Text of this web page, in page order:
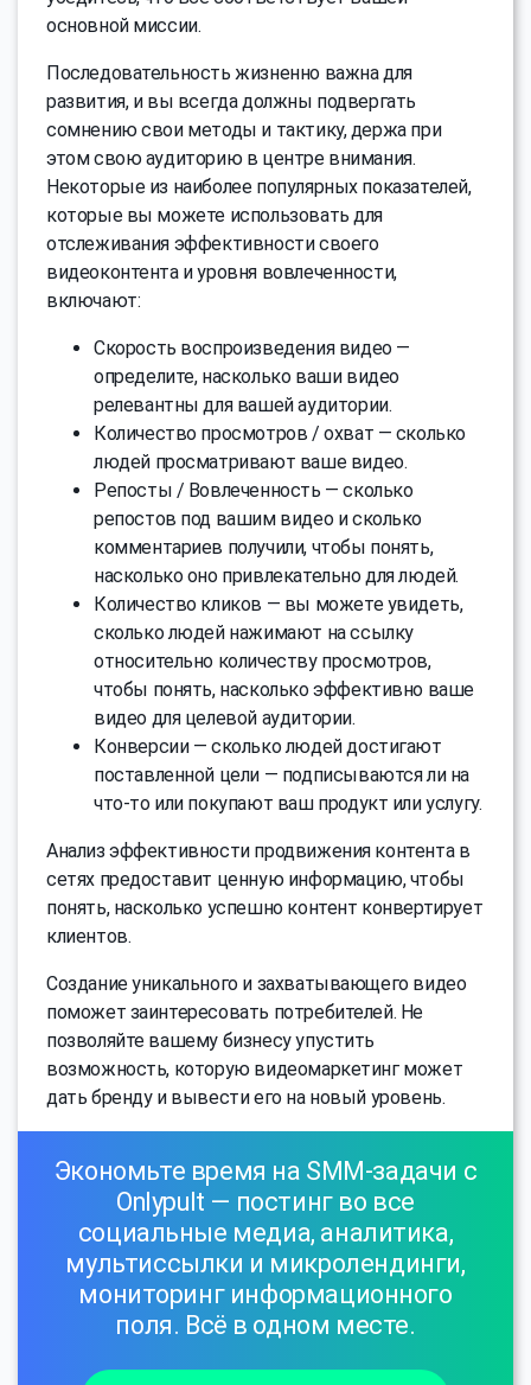
основной миссии.
Последовательность жизненно важна для
развития, и вы всегда должны подвергать
сомнению свои методы и тактику, держа при
этом свою аудиторию в центре внимания.
Некоторые из наиболее популярных показателей,
которые вы можете использовать для
отслеживания эффективности своего
видеоконтента и уровня вовлеченности,
включают:
Скорость воспроизведения видео —
определите, насколько ваши видео
релевантны для вашей аудитории.
Количество просмотров / охват — сколько
людей просматривают ваше видео.
Репосты / Вовлеченность — сколько
репостов под вашим видео и сколько
комментариев получили, чтобы понять,
насколько оно привлекательно для людей.
Количество кликов — вы можете увидеть,
сколько людей нажимают на ссылку
относительно количеству просмотров,
чтобы понять, насколько эффективно ваше
видео для целевой аудитории.
Конверсии — сколько людей достигают
поставленной цели — подписываются ли на
что-то или покупают ваш продукт или услугу.
Анализ эффективности продвижения контента в
сетях предоставит ценную информацию, чтобы
понять, насколько успешно контент конвертирует
клиентов.
Создание уникального и захватывающего видео
поможет заинтересовать потребителей. Не
позволяйте вашему бизнесу упустить
возможность, которую видеомаркетинг может
дать бренду и вывести его на новый уровень.
Экономьте время на SMM-задачи с
Onlypult — постинг во все
социальные медиа, аналитика,
мультиссылки и микролендинги,
мониторинг информационного
поля. Всё в одном месте.